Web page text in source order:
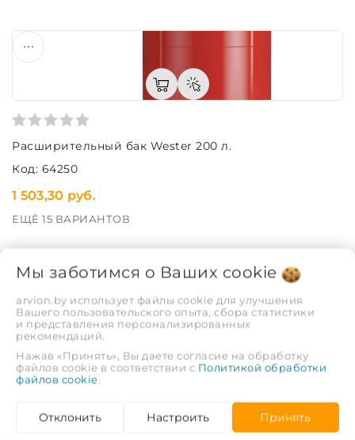
Расширительный бак Wester 200 л.
Код: 64250
1 503,30 руб.
ЕЩЁ 15 ВАРИАНТОВ
Гидроаккумулятор Wester 300 л.
1 867,54 руб.
Мы заботимся о Ваших cookie
arvion.by использует файлы cookie для улучшения
Вашего пользовательского опыта, сбора статистики
и представления персонализированных
рекомендаций.
Нажав «Принять», Вы даете согласие на обработку
файлов cookie в соответствии с Политикой обработки
файлов cookie
Отклонить Настроить Принять